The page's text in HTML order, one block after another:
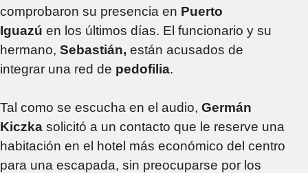
comprobaron su presencia en Puerto
Iguazú en los últimos días. El funcionario y su
hermano, Sebastián, están acusados de
integrar una red de pedofilia.
Tal como se escucha en el audio, Germán
Kiczka solicitó a un contacto que le reserve una
habitación en el hotel más económico del centro
para una escapada, sin preocuparse por los